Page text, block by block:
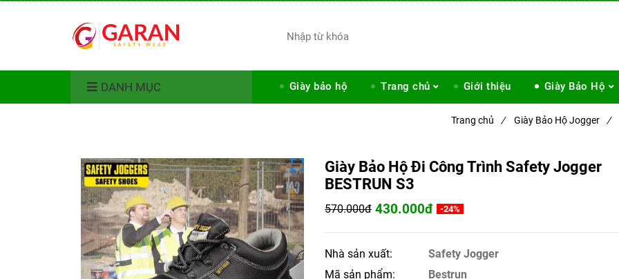
DANH MỤC Giày bảo hộ Trang chủ Giới thiệu Giày Bảo Hộ
Trang chủ / Giày Bảo Hộ Jogger /
Giày Bảo Hộ Đi Công Trình Safety Jogger
BESTRUN S3
570.000đ 430.000đ -24%
Nhà sản xuất:
Safety Jogger
Mã sản phẩm:
Bestrun